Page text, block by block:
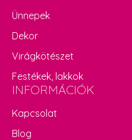
Ünnepek
Dekor
Virágkötészet
Festékek, lakkok
INFORMÁCIÓK
Kapcsolat
Blog